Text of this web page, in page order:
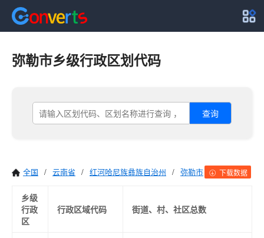
弥勒市乡级行政区划代码
查询
全国 / 云南省 / 红河哈尼族彝族自治州 / 弥勒市 下载数据
乡级
行政
区
行政区域代码 街道、村、社区总数